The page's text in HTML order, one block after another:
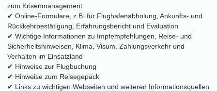
zum Krisenmanagement
✔ Online-Formulare, z.B. für Flughafenabholung, Ankunfts- und
Rückkehrbestätigung, Erfahrungsbericht und Evaluation
✔ Wichtige Informationen zu Impfempfehlungen, Reise- und
Sicherheitshinweisen, Klima, Visum, Zahlungsverkehr und
Verhalten im Einsatzland
✔ Hinweise zur Flugbuchung
✔ Hinweise zum Reisegepäck
✔ Links zu wichtigen Webseiten und weiteren Informationsquellen